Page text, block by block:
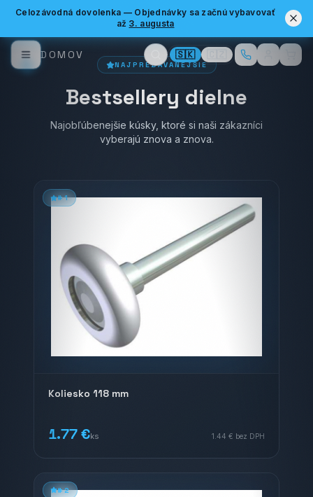
Celozávodná dovolenka — Objednávky sa začnú vybavovať
až 3. augusta
DOMOV 🇸🇰
VSTÚPIŤ DO GARÁŽE
NAJPREDÁVANEJŠIE
Bestsellery dielne
Najobľúbenejšie kúsky, ktoré si naši zákazníci
vyberajú znova a znova.
#1
Koliesko 118 mm
1.77 €ks 1.44 € bez DPH
#2